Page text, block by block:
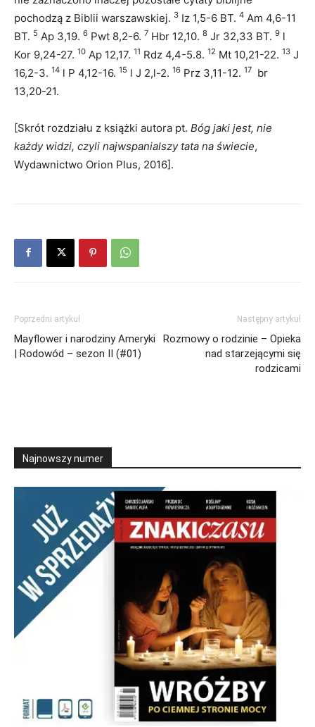
pochodzą z Biblii warszawskiej. 3 Iz 1,5-6 BT. 4 Am 4,6-11
BT. 5 Ap 3,19. 6 Pwt 8,2-6. 7 Hbr 12,10. 8 Jr 32,33 BT. 9 l
Kor 9,24-27. 10 Ap 12,17. 11 Rdz 4,4-5.8. 12 Mt 10,21-22. 13 J
16,2-3. 14 l P 4,12-16. 15 l J 2,l-2. 16 Prz 3,11-12. 17
br
13,20-21.
[Skrót rozdziału z książki autora pt. Bóg jaki jest, nie
każdy widzi, czyli najwspanialszy tata na świecie,
Wydawnictwo Orion Plus, 2016].
Poprzedni artykuł
Mayflower i narodziny Ameryki
| Rodowód – sezon II (#01)
Następny artykuł
Rozmowy o rodzinie – Opieka
nad starzejącymi się
rodzicami
Najnowszy numer